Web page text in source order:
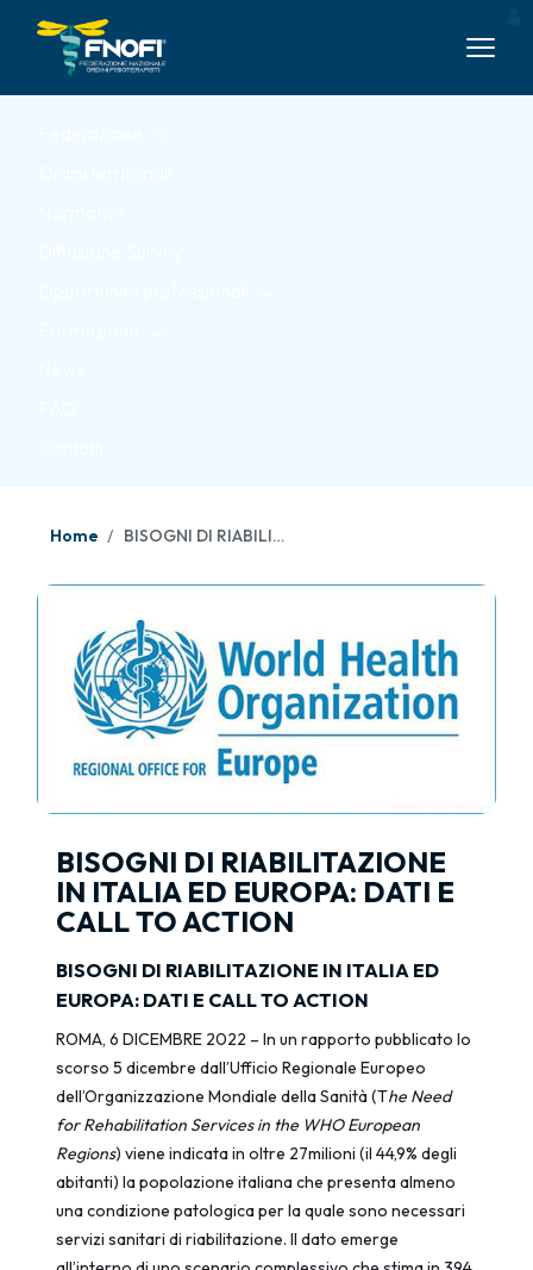
Skip to Main Content
Home BISOGNI DI RIABILITAZIONE IN ITALIA ED EUROPA: DATI E CALL TO ACTION
BISOGNI DI RIABILITAZIONE
IN ITALIA ED EUROPA: DATI E
CALL TO ACTION
BISOGNI DI RIABILITAZIONE IN ITALIA ED
EUROPA: DATI E CALL TO ACTION
ROMA, 6 DICEMBRE 2022 – In un rapporto pubblicato lo
scorso 5 dicembre dall’Ufficio Regionale Europeo
dell’Organizzazione Mondiale della Sanità (The Need
for Rehabilitation Services in the WHO European
Regions) viene indicata in oltre 27milioni (il 44,9% degli
abitanti) la popolazione italiana che presenta almeno
una condizione patologica per la quale sono necessari
servizi sanitari di riabilitazione. Il dato emerge